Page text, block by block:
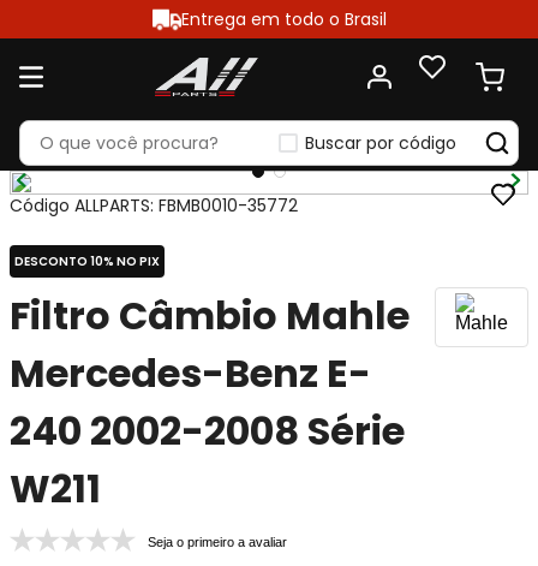
Entrega em todo o Brasil
Buscar por código
Código ALLPARTS: FBMB0010-35772
DESCONTO 10% NO PIX
Filtro Câmbio Mahle
Mercedes-Benz E-
240 2002-2008 Série
W211
Seja o primeiro a avaliar